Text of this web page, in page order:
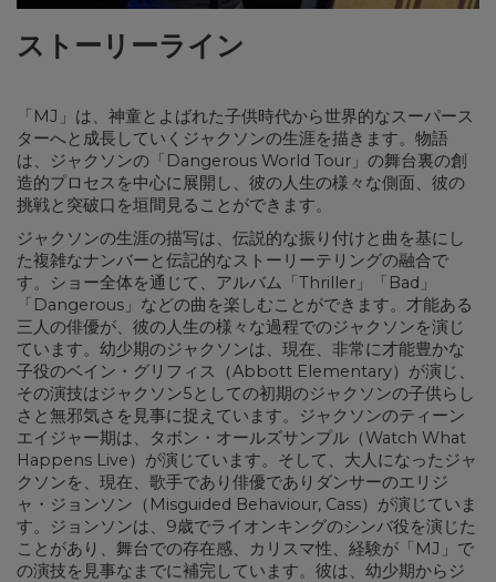
ストーリーライン
「MJ」は、神童とよばれた子供時代から世界的なスーパース
ターへと成長していくジャクソンの生涯を描きます。物語
は、ジャクソンの「Dangerous World Tour」の舞台裏の創
造的プロセスを中心に展開し、彼の人生の様々な側面、彼の
挑戦と突破口を垣間見ることができます。
ジャクソンの生涯の描写は、伝説的な振り付けと曲を基にし
た複雑なナンバーと伝記的なストーリーテリングの融合で
す。ショー全体を通じて、アルバム「Thriller」「Bad」
「Dangerous」などの曲を楽しむことができます。才能ある
三人の俳優が、彼の人生の様々な過程でのジャクソンを演じ
ています。幼少期のジャクソンは、現在、非常に才能豊かな
子役のベイン・グリフィス（Abbott Elementary）が演じ、
その演技はジャクソン5としての初期のジャクソンの子供らし
さと無邪気さを見事に捉えています。ジャクソンのティーン
エイジャー期は、タボン・オールズサンプル（Watch What
Happens Live）が演じています。そして、大人になったジャ
クソンを、現在、歌手であり俳優でありダンサーのエリジ
ャ・ジョンソン（Misguided Behaviour, Cass）が演じていま
す。ジョンソンは、9歳でライオンキングのシンバ役を演じた
ことがあり、舞台での存在感、カリスマ性、経験が「MJ」で
の演技を見事なまでに補完しています。彼は、幼少期からジ